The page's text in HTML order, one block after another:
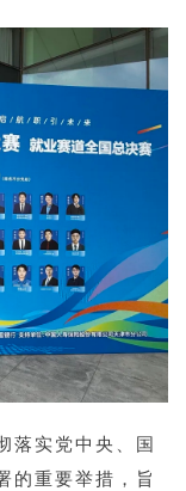
落实党中央、国
的重要举措，旨